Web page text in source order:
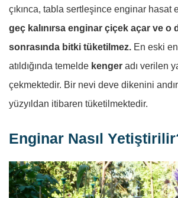
çıkınca, tabla sertleşince enginar hasat
geç kalınırsa enginar çiçek açar ve o
sonrasında bitki tüketilmez. En eski
atıldığında temelde kenger adı verilen
çekmektedir. Bir nevi deve dikenini
yüzyıldan itibaren tüketilmektedir.
Enginar Nasıl